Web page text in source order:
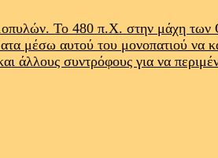
Το 480 π.Χ. στην μάχη
μέσω αυτού του μονοπατιού να
άλλους συντρόφους για να